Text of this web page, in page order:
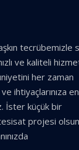
tecrübemizle
ve kaliteli
her zaman
ihtiyaçlarınıza en
İster küçük bir
projesi